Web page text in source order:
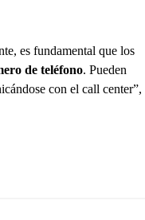
es fundamental que los
de teléfono. Pueden
con el call center”,